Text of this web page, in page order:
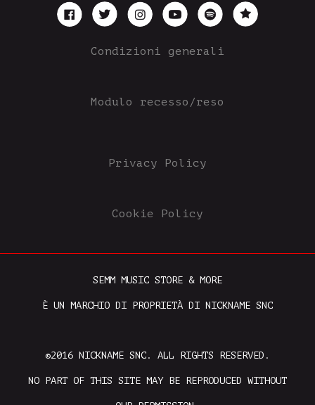
Condizioni generali
Modulo recesso/reso
Privacy Policy
Cookie Policy
SEMM MUSIC STORE & MORE
È UN MARCHIO DI PROPRIETÀ DI NICKNAME SNC
©2016 NICKNAME SNC. ALL RIGHTS RESERVED.
NO PART OF THIS SITE MAY BE REPRODUCED WITHOUT